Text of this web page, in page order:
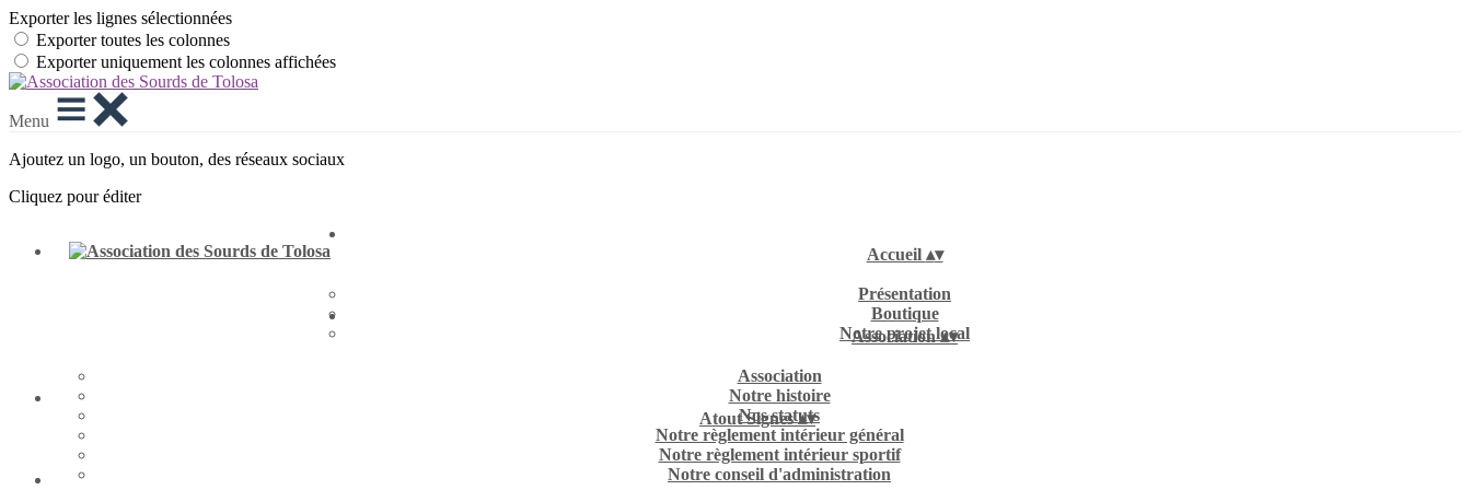
Exporter les lignes sélectionnées
Exporter toutes les colonnes
Exporter uniquement les colonnes affichées
Menu
Ajoutez un logo, un bouton, des réseaux sociaux
Cliquez pour éditer
Accueil ▴▾
Présentation
Boutique
Notre projet local
Association▴▾
Association
Notre histoire
Nos statuts
Notre règlement intérieur général
Notre règlement intérieur sportif
Notre conseil d'administration
Atout Signes▴▾